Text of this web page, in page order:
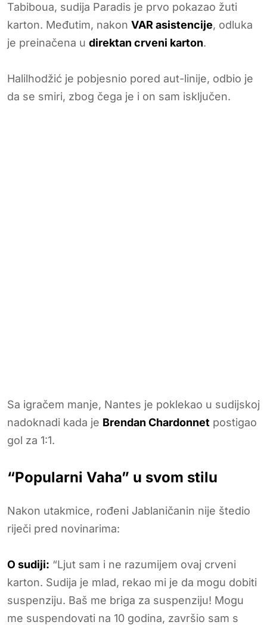
Tabiboua, sudija Paradis je prvo pokazao žuti
karton. Međutim, nakon VAR asistencije, odluka
je preinačena u direktan crveni karton.
Halilhodžić je pobjesnio pored aut-linije, odbio je
da se smiri, zbog čega je i on sam isključen.
Sa igračem manje, Nantes je poklekao u sudijskoj
nadoknadi kada je Brendan Chardonnet postigao
gol za 1:1.
“Popularni Vaha” u svom stilu
Nakon utakmice, rođeni Jablaničanin nije štedio
riječi pred novinarima:
O sudiji: “Ljut sam i ne razumijem ovaj crveni
karton. Sudija je mlad, rekao mi je da mogu dobiti
suspenziju. Baš me briga za suspenziju! Mogu
me suspendovati na 10 godina, završio sam s